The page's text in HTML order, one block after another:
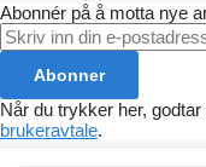
Abonnér på å motta nye
Abonner
Når du trykker her, godtar
brukeravtale.